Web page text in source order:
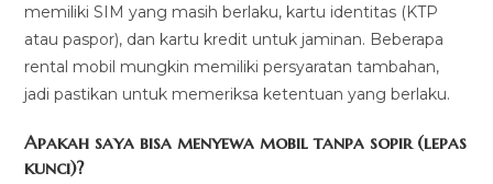
memiliki SIM yang masih berlaku, kartu identitas (KTP
atau paspor), dan kartu kredit untuk jaminan. Beberapa
rental mobil mungkin memiliki persyaratan tambahan,
jadi pastikan untuk memeriksa ketentuan yang berlaku.
Apakah saya bisa menyewa mobil tanpa sopir (lepas
kunci)?